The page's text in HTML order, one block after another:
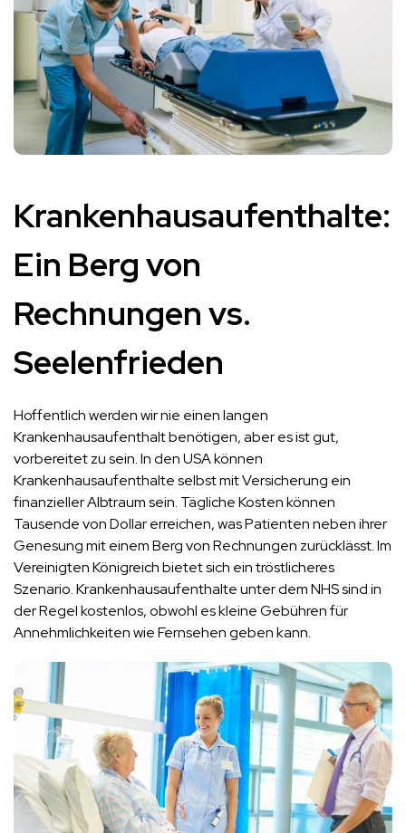
Krankenhausaufenthalte:
Ein Berg von
Rechnungen vs.
Seelenfrieden
Hoffentlich werden wir nie einen langen
Krankenhausaufenthalt benötigen, aber es ist gut,
vorbereitet zu sein. In den USA können
Krankenhausaufenthalte selbst mit Versicherung ein
finanzieller Albtraum sein. Tägliche Kosten können
Tausende von Dollar erreichen, was Patienten neben ihrer
Genesung mit einem Berg von Rechnungen zurücklässt. Im
Vereinigten Königreich bietet sich ein tröstlicheres
Szenario. Krankenhausaufenthalte unter dem NHS sind in
der Regel kostenlos, obwohl es kleine Gebühren für
Annehmlichkeiten wie Fernsehen geben kann.